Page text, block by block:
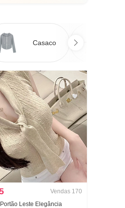
Casaco
Vendas 170
Leste Elegância